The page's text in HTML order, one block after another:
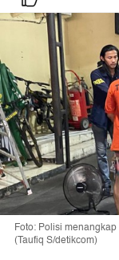
Foto: Polisi
(Taufiq S/detikcom)